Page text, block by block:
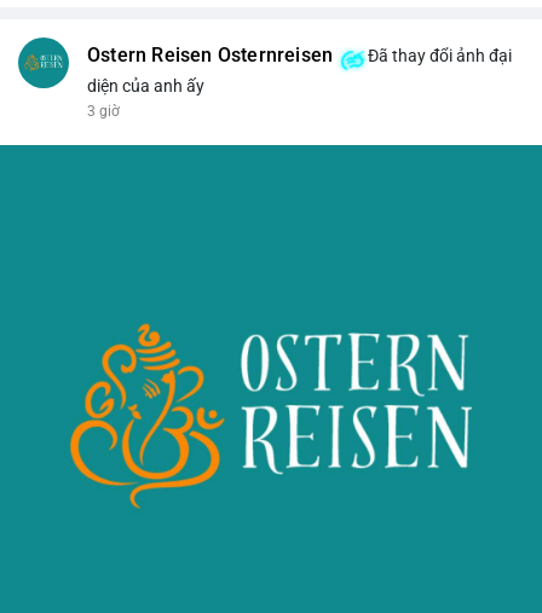
Ostern Reisen Osternreisen
Đã thay đổi ảnh đại
diện của anh ấy
3 giờ